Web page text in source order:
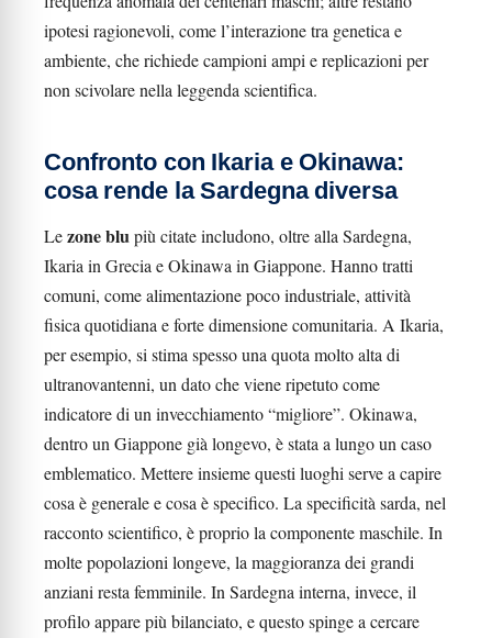
ipotesi ragionevoli, come l’interazione tra genetica e
ambiente, che richiede campioni ampi e replicazioni per
non scivolare nella leggenda scientifica.
Confronto con Ikaria e Okinawa:
cosa rende la Sardegna diversa
Lezone blupiù citate includono, oltre alla Sardegna,
Ikaria in Grecia e Okinawa in Giappone. Hanno tratti
comuni, come alimentazione poco industriale, attività
fisica quotidiana e forte dimensione comunitaria. A Ikaria,
per esempio, si stima spesso una quota molto alta di
ultranovantenni, un dato che viene ripetuto come
indicatore di un invecchiamento “migliore”. Okinawa,
dentro un Giappone già longevo, è stata a lungo un caso
emblematico. Mettere insieme questi luoghi serve a capire
cosa è generale e cosa è specifico. La specificità sarda, nel
racconto scientifico, è proprio la componente maschile. In
molte popolazioni longeve, la maggioranza dei grandi
anziani resta femminile. In Sardegna interna, invece, il
profilo appare più bilanciato, e questo spinge a cercare